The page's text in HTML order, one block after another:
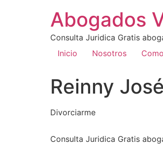
Abogados
Consulta Juridica Gratis
Inicio
Nosotros
Reinny
Divorciarme
Consulta Juridica Gratis